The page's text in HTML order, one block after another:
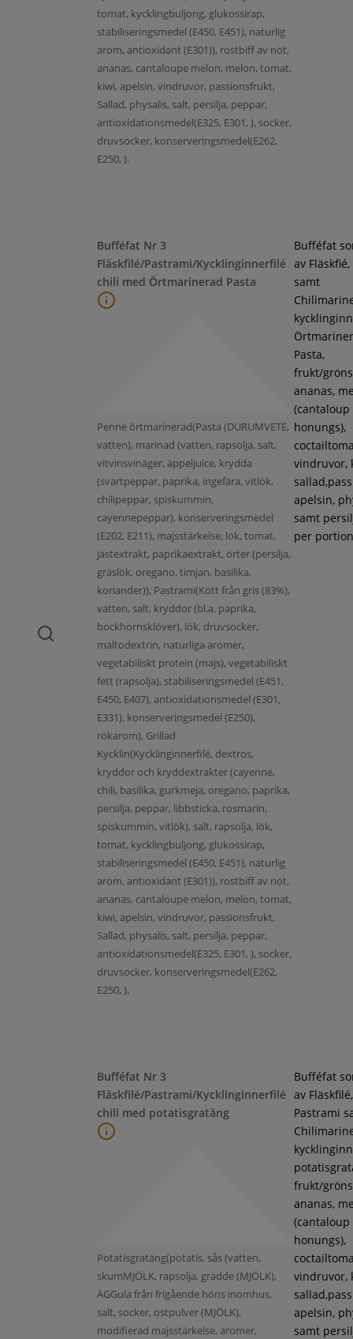
tomat, kycklingbuljong, glukossirap,
stabiliseringsmedel (E450, E451), naturlig
arom, antioxidant (E301)), rostbiff av nöt,
ananas, cantaloupe melon, melon, tomat,
kiwi, apelsin, vindruvor, passionsfrukt,
Sallad, physalis, salt, persilja, peppar,
antioxidationsmedel(E325, E301, ), socker,
druvsocker, konserveringsmedel(E262,
E250, ).
Bufféfat Nr 3
Fläskfilé/Pastrami/Kycklinginnerfilé
chili med Örtmarinerad Pasta
Penne örtmarinerad(Pasta (DURUMVETE,
vatten), marinad (vatten, rapsolja, salt,
vitvinsvinäger, äppeljuice, krydda
(svartpeppar, paprika, ingefära, vitlök,
chilipeppar, spiskummin,
cayennepeppar), konserveringsmedel
(E202, E211), majsstärkelse, lök, tomat,
jästextrakt, paprikaextrakt, örter (persilja,
gräslök, oregano, timjan, basilika,
koriander)), Pastrami(Kött från gris (83%),
vatten, salt, kryddor (bl.a. paprika,
bockhornsklöver), lök, druvsocker,
maltodextrin, naturliga aromer,
vegetabiliskt protein (majs), vegetabiliskt
fett (rapsolja), stabiliseringsmedel (E451,
E450, E407), antioxidationsmedel (E301,
E331), konserveringsmedel (E250),
rökarom), Grillad
Kycklin(Kycklinginnerfilé, dextros,
kryddor och kryddextrakter (cayenne,
chili, basilika, gurkmeja, oregano, paprika,
persilja, peppar, libbsticka, rosmarin,
spiskummin, vitlök), salt, rapsolja, lök,
tomat, kycklingbuljong, glukossirap,
stabiliseringsmedel (E450, E451), naturlig
arom, antioxidant (E301)), rostbiff av nöt,
ananas, cantaloupe melon, melon, tomat,
kiwi, apelsin, vindruvor, passionsfrukt,
Sallad, physalis, salt, persilja, peppar,
antioxidationsmedel(E325, E301, ), socker,
druvsocker, konserveringsmedel(E262,
E250, ),
Bufféfat
av
samt
Pasta,
frukt/
ananas,
(cantaloup
honungs),
vindruvor,
apelsin,
samt
per
Bufféfat Nr 3
Fläskfilé/Pastrami/Kycklinginnerfilé
chili med potatisgratäng
Potatisgratäng(potatis, sås (vatten,
skumMJÖLK, rapsolja, grädde (MJÖLK),
ÄGGula från frigående höns inomhus,
salt, socker, ostpulver (MJÖLK),
modifierad majsstärkelse, aromer,
Bufféfat
av Fläskfilé,
Pastrami
frukt/
ananas,
(cantaloup
honungs),
vindruvor,
apelsin,
samt